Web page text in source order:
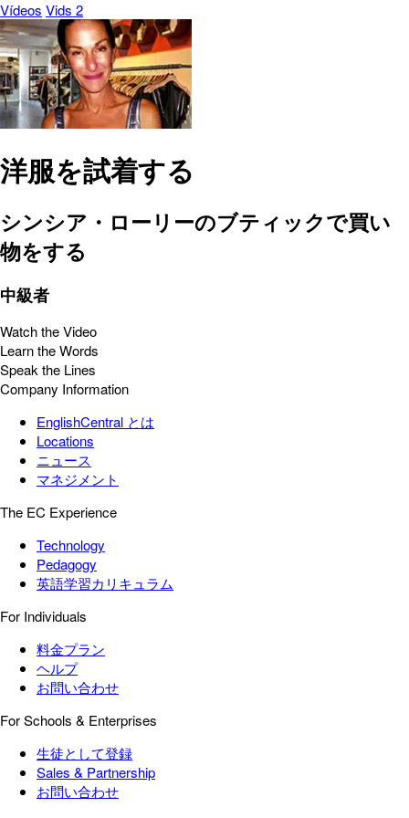
Vídeos Vids 2
洋服を試着する
シンシア・ローリーのブティックで買い
物をする
中級者
Watch the Video
Learn the Words
Speak the Lines
Company Information
EnglishCentral とは
Locations
ニュース
マネジメント
The EC Experience
Technology
Pedagogy
英語学習カリキュラム
For Individuals
料金プラン
ヘルプ
お問い合わせ
For Schools & Enterprises
生徒として登録
Sales & Partnership
お問い合わせ